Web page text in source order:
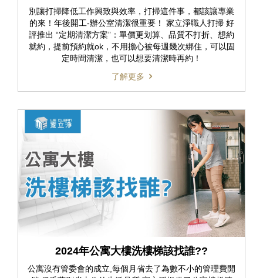
別讓打掃降低工作興致與效率，打掃這件事，都該讓專業
的來！年後開工-辦公室清潔很重要！ 家立淨職人打掃 好
評推出 “定期清潔方案”：單價更划算、品質不打折、想約
就約，提前預約就ok，不用擔心被每週幾次綁住，可以固
定時間清潔，也可以想要清潔時再約！
了解更多
2024年公寓大樓洗樓梯該找誰??
公寓沒有管委會的成立,每個月省去了為數不小的管理費開